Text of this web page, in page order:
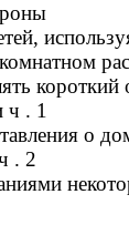
ч . 1
о
. 2